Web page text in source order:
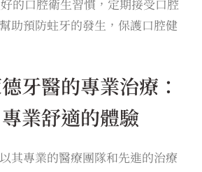
的口腔衛生習慣，定期接受口腔
助預防蛀牙的發生，保護口腔健
牙醫的專業治療：
業舒適的體驗
其專業的醫療團隊和先進的治療